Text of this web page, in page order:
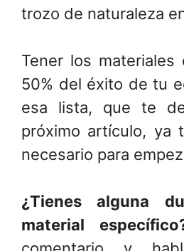
trozo de naturaleza
Tener los
50% del éxito de tu
esa lista, que te
próximo artículo, ya
necesario para
¿Tienes alguna
material